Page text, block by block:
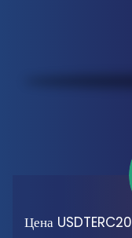
Цена USDTERC20